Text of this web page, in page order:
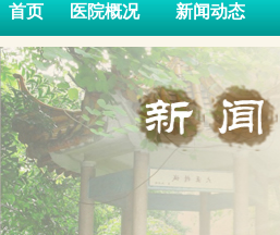
首页 医院概况 新闻动态